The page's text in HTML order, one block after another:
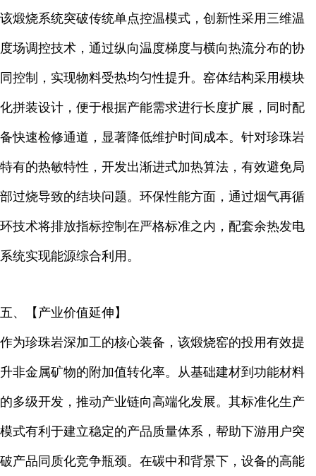
该煅烧系统突破传统单点控温模式，创新性采用三维温
度场调控技术，通过纵向温度梯度与横向热流分布的协
同控制，实现物料受热均匀性提升。窑体结构采用模块
化拼装设计，便于根据产能需求进行长度扩展，同时配
备快速检修通道，显著降低维护时间成本。针对珍珠岩
特有的热敏特性，开发出渐进式加热算法，有效避免局
部过烧导致的结块问题。环保性能方面，通过烟气再循
环技术将排放指标控制在严格标准之内，配套余热发电
系统实现能源综合利用。
五、【产业价值延伸】
作为珍珠岩深加工的核心装备，该煅烧窑的投用有效提
升非金属矿物的附加值转化率。从基础建材到功能材料
的多级开发，推动产业链向高端化发展。其标准化生产
模式有利于建立稳定的产品质量体系，帮助下游用户突
破产品同质化竞争瓶颈。在碳中和背景下，设备的高能